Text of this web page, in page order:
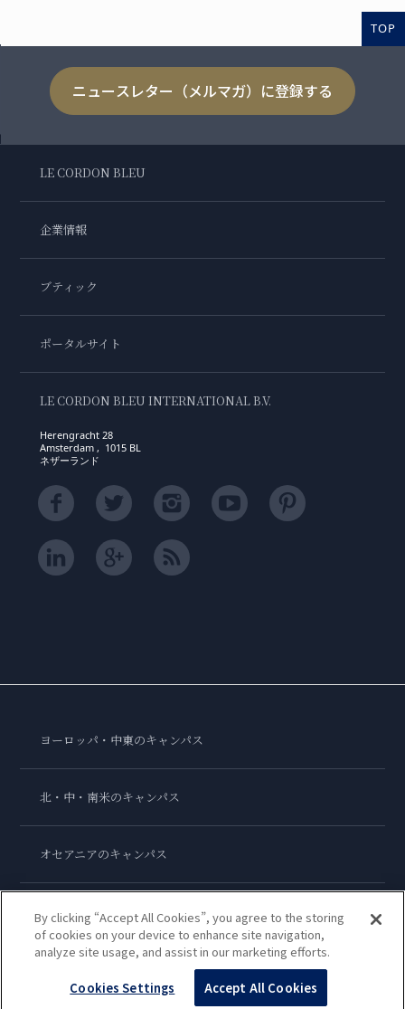
TOP
ニュースレター（メルマガ）に登録する
LE CORDON BLEU
企業情報
ブティック
ポータルサイト
LE CORDON BLEU INTERNATIONAL B.V.
Herengracht 28
Amsterdam , 1015 BL
ネザーランド
ヨーロッパ・中東のキャンパス
北・中・南米のキャンパス
オセアニアのキャンパス
アジアのキャンパス
ル・コルドン・ブルー・インターナショナル
By clicking “Accept All Cookies”, you agree to the storing
of cookies on your device to enhance site navigation,
analyze site usage, and assist in our marketing efforts.
Cookies Settings Accept All Cookies